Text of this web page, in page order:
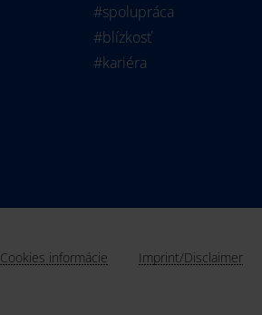
#spolupráca
#blízkosť
#kariéra
Cookies informácie Imprint/Disclaimer